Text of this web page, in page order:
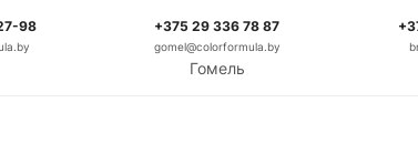
98 +375 29 336 78 87
gomel@colorformula.by
Гомель